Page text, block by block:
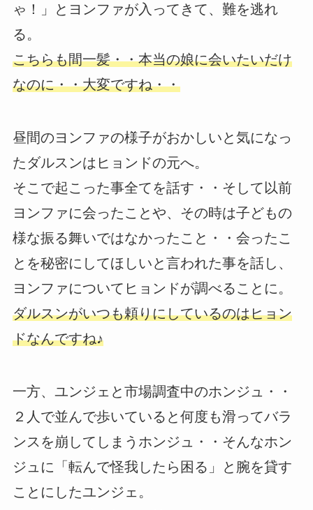
ゃ！」とヨンファが入ってきて、難を逃れ
る。
こちらも間一髪・・本当の娘に会いたいだけ
なのに・・大変ですね・・
昼間のヨンファの様子がおかしいと気になっ
たダルスンはヒョンドの元へ。
そこで起こった事全てを話す・・そして以前
ヨンファに会ったことや、その時は子どもの
様な振る舞いではなかったこと・・会ったこ
とを秘密にしてほしいと言われた事を話し、
ヨンファについてヒョンドが調べることに。
ダルスンがいつも頼りにしているのはヒョン
ドなんですね♪
一方、ユンジェと市場調査中のホンジュ・・
２人で並んで歩いていると何度も滑ってバラ
ンスを崩してしまうホンジュ・・そんなホン
ジュに「転んで怪我したら困る」と腕を貸す
ことにしたユンジェ。